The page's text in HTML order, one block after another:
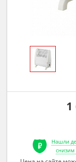
1
Нашли
снизим